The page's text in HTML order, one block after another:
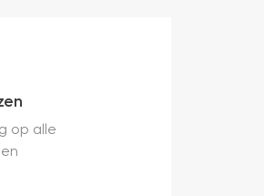
op alle